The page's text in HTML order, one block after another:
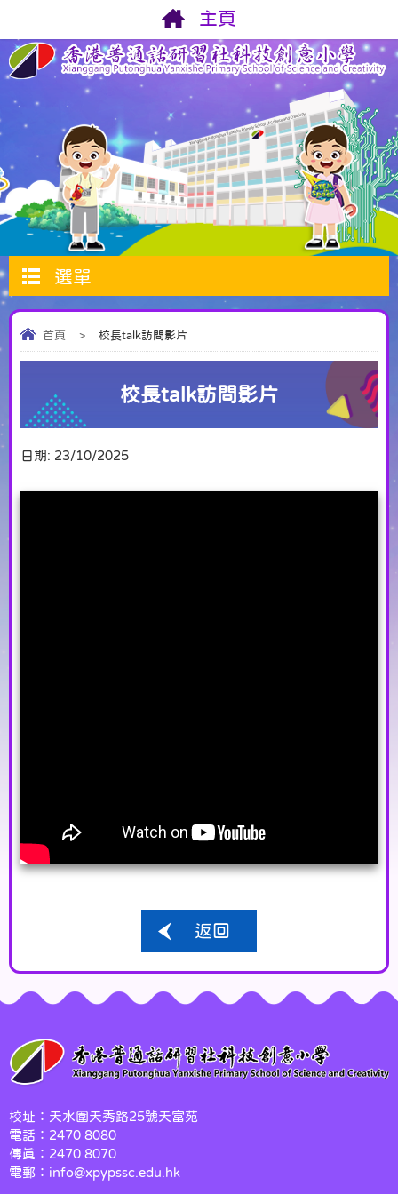
主頁
選單
首頁 > 校長talk訪問影片
校長talk訪問影片
日期: 23/10/2025
返回
校址：天水圍天秀路25號天富苑
電話：2470 8080
傳真：2470 8070
電郵：info@xpypssc.edu.hk